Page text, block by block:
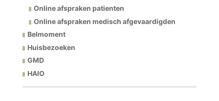
Online afspraken patienten
Online afspraken medisch afgevaardigden
Belmoment
Huisbezoeken
GMD
HAIO